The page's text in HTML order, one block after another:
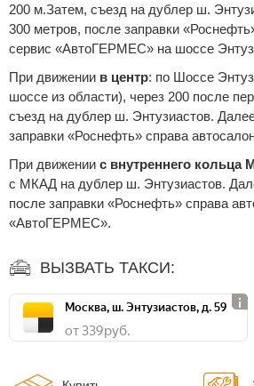
200 м.Затем, съезд на дублер ш.
300 метров, после заправки
сервис «АвтоГЕРМЕС» на шоссе
При движении в центр: по Шоссе
шоссе из области), через 200 после
съезд на дублер ш. Энтузиастов.
заправки «Роснефть» справа
При движении с внутреннего кольца
с МКАД на дублер ш. Энтузиастов.
после заправки «Роснефть» справа
«АвтоГЕРМЕС».
ВЫЗВАТЬ ТАКСИ:
Москва, ш. Энтузиастов, д. 59
от 339 руб.